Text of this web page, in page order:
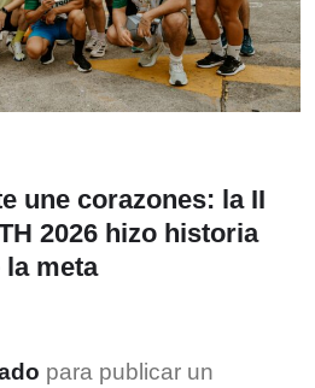
une corazones: la II
2026 hizo historia
meta
para publicar un